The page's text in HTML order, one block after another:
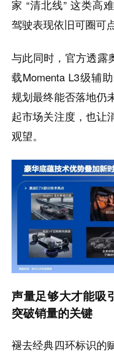
家 “清北线” 这类高
驾驶表现依旧可圈可点
与此同时，官方透露
载Momenta L3级辅
规划最终能否落地仍
起市场关注度，也让
观望。
声量足够大才能吸
突破销量的关键
褪去经典四环标识的